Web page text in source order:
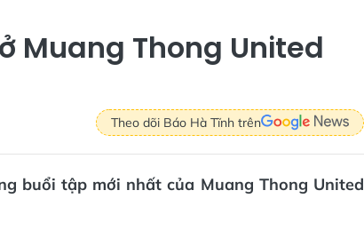
Muang Thong United
Theo dõi Báo Hà Tĩnh trên
buổi tập mới nhất của Muang Thong United